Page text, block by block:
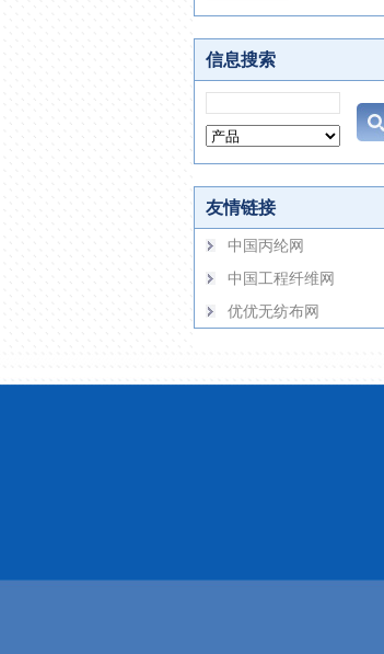
信息搜索
友情链接
中国丙纶网
中国工程纤维网
优优无纺布网